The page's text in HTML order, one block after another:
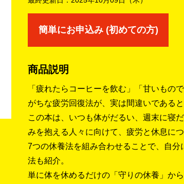
簡単にお申込み (初めての方)
商品説明
「疲れたらコーヒーを飲む」「甘いもの
がちな疲労回復法が、実は間違いである
この本は、いつも体がだるい、週末に寝
みを抱える人々に向けて、疲労と休息に
7つの休養法を組み合わせることで、自
法も紹介。
単に体を休めるだけの「守りの休養」か